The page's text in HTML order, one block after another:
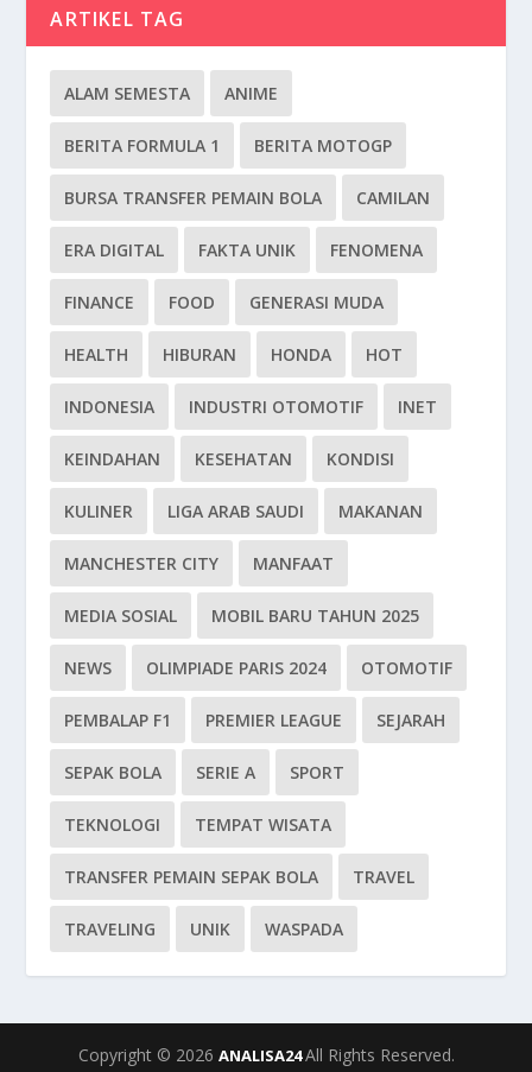
ARTIKEL TAG
ALAM SEMESTA ANIME
BERITA FORMULA 1 BERITA MOTOGP
BURSA TRANSFER PEMAIN BOLA CAMILAN
ERA DIGITAL FAKTA UNIK FENOMENA
FINANCE FOOD GENERASI MUDA
HEALTH HIBURAN HONDA HOT
INDONESIA INDUSTRI OTOMOTIF INET
KEINDAHAN KESEHATAN KONDISI
KULINER LIGA ARAB SAUDI MAKANAN
MANCHESTER CITY MANFAAT
MEDIA SOSIAL MOBIL BARU TAHUN 2025
NEWS OLIMPIADE PARIS 2024 OTOMOTIF
PEMBALAP F1 PREMIER LEAGUE SEJARAH
SEPAK BOLA SERIE A SPORT
TEKNOLOGI TEMPAT WISATA
TRANSFER PEMAIN SEPAK BOLA TRAVEL
TRAVELING UNIK WASPADA
Copyright © 2026 ANALISA24All Rights Reserved.